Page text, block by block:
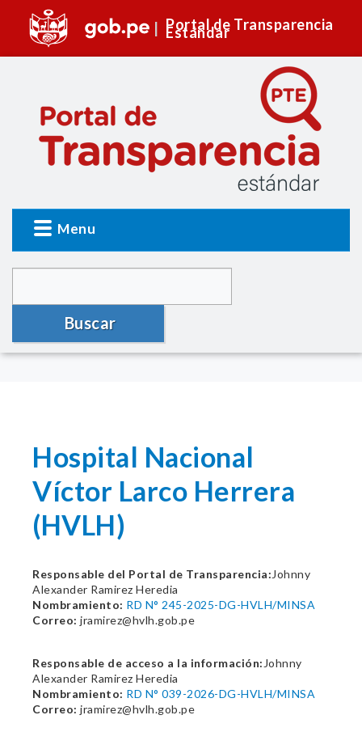
Portal de Transparencia
Estándar
Menu
Buscar
Hospital Nacional
Víctor Larco Herrera
(HVLH)
Responsable del Portal de Transparencia: Johnny
Alexander Ramirez Heredia
Nombramiento: RD N° 245-2025-DG-HVLH/MINSA
Correo: jramirez@hvlh.gob.pe
Responsable de acceso a la información: Johnny
Alexander Ramirez Heredia
Nombramiento: RD N° 039-2026-DG-HVLH/MINSA
Correo: jramirez@hvlh.gob.pe